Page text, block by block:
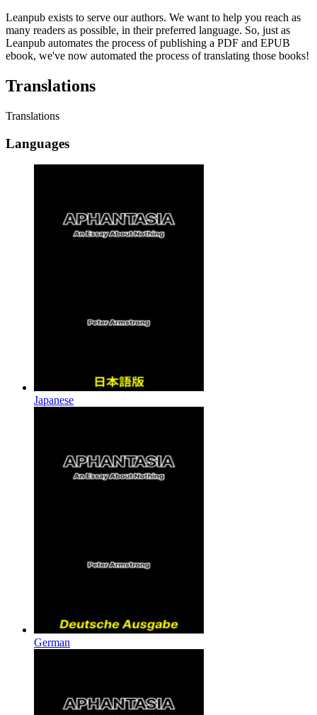
Leanpub exists to serve our authors. We want to help you reach as
many readers as possible, in their preferred language. So, just as
Leanpub automates the process of publishing a PDF and EPUB
ebook, we've now automated the process of translating those books!
Translations
Translations
Languages
Japanese
German